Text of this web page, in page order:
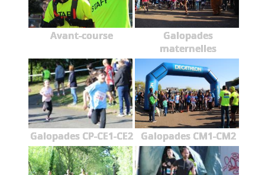
Avant-course
Galopades
maternelles
Galopades CP-CE1-CE2 Galopades CM1-CM2